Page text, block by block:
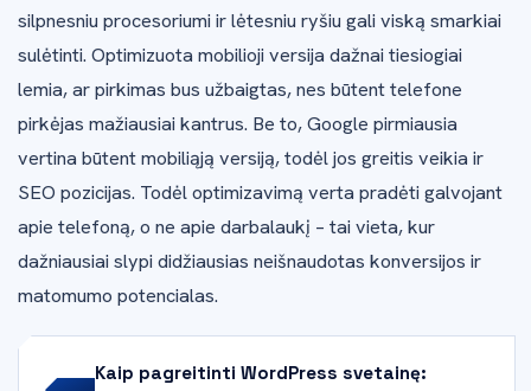
silpnesniu procesoriumi ir lėtesniu ryšiu gali viską smarkiai
sulėtinti. Optimizuota mobilioji versija dažnai tiesiogiai
lemia, ar pirkimas bus užbaigtas, nes būtent telefone
pirkėjas mažiausiai kantrus. Be to, Google pirmiausia
vertina būtent mobiliąją versiją, todėl jos greitis veikia ir
SEO pozicijas. Todėl optimizavimą verta pradėti galvojant
apie telefoną, o ne apie darbalaukį – tai vieta, kur
dažniausiai slypi didžiausias neišnaudotas konversijos ir
matomumo potencialas.
Kaip pagreitinti WordPress svetainę: